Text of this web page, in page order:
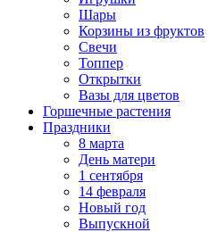
Шары
Корзины из фруктов
Свечи
Топпер
Открытки
Вазы для цветов
Горшечные растения
Праздники
8 марта
День матери
1 сентября
14 февраля
Новый год
Выпускной